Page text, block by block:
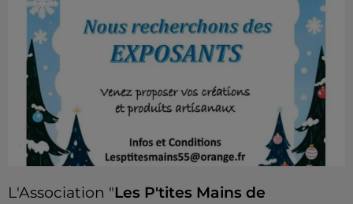
L'Association "Les P'tites Mains de